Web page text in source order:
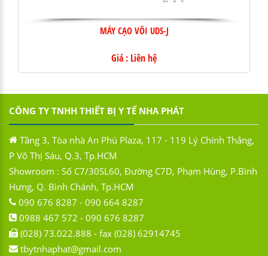
MÁY CẠO VÔI UDS-J
Giá : Liên hệ
CÔNG TY TNHH THIẾT BỊ Y TẾ NHA PHÁT
Tầng 3, Tòa nhà An Phú Plaza, 117 - 119 Lý Chính Thắng,
P Võ Thị Sáu, Q.3, Tp.HCM
Showroom : Số C7/30SL60, Đường C7D, Phạm Hùng, P.Bình
Hưng, Q. Bình Chánh, Tp.HCM
090 676 8287 - 090 664 8287
0988 467 572 - 090 676 8287
(028) 73.022.888 - fax (028) 62914745
tbytnhaphat@gmail.com